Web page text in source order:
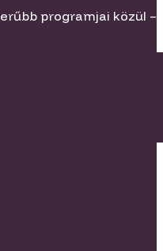
programjai közül